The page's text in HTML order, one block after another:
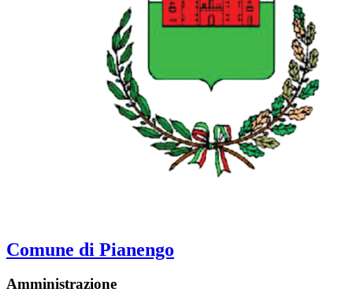
Comune di Pianengo
Amministrazione